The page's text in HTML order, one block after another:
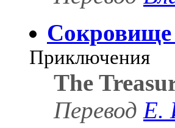
Сокровище
Приключения
The
Перевод Е.